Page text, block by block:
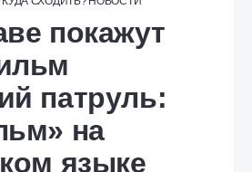
покажут
патруль:
на
языке